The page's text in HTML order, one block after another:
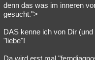
denn das was im inneren
gesucht.">
DAS kenne ich von Dir
"liebe"!
Da wird erst mal